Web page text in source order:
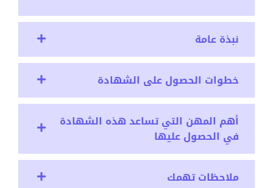
نبذة عامة
خطوات الحصول على الشهادة
أهم المهن التي تساعد هذه الشهادة
في الحصول عليها
ملاحظات تهمك